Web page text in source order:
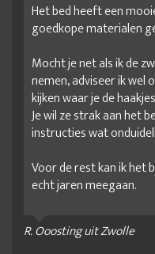
Het bed heeft een
goedkope materialen
Mocht je net als ik de
nemen, adviseer ik wel
kijken waar je de
Je wil ze strak aan het
instructies wat
Voor de rest kan ik het
echt jaren meegaan.
R. Ooosting uit Zwolle